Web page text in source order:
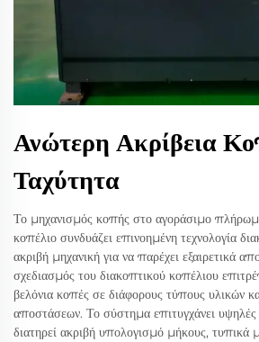
Ανώτερη Ακρίβεια
Ταχύτητα
Το μηχανισμός κοπής στο αγοράσιμο
κοπέλιο συνδυάζει επινοημένη τεχνολογία
ακριβή μηχανική για να παρέχει εξαιρετικά
σχεδιασμός του διακοπτικού κοπέλιου
βελόνια κοπές σε διάφορους τύπους υλικών
αποστάσεων. Το σύστημα επιτυγχάνει
διατηρεί ακριβή υπολογισμό μήκους,